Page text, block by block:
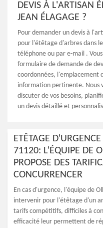
DEVIS À L'ARTISAN
JEAN ÉLAGAGE ?
Pour demander un devis à
pour l'étêtage d'arbres dans
téléphone ou par e-mail .
formulaire de demande de
coordonnées, l'emplacement
information pertinente. Nous
discuter de vos besoins,
un devis détaillé et
ETÊTAGE
71120: L'ÉQUIPE DE
PROPOSE DES
CONCURRENCER
En cas d'urgence, l'équipe de
intervenir pour l'étêtage d'un
tarifs compétitifs, difficiles à
efficacité leur permettent de